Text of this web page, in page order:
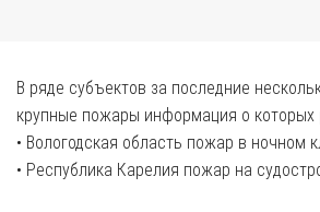
В ряде субъектов за последние
крупные пожары информация о
•⁠ ⁠Вологодская область пожар в ночном
•⁠ ⁠Республика Карелия пожар на